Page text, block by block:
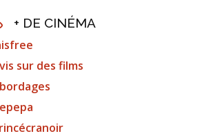
+ DE CINÉMA
sur des films